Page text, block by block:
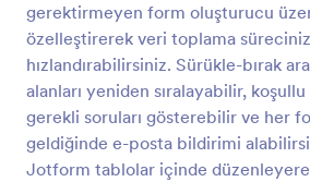
gerektirmeyen form oluşturucu
özelleştirerek veri toplama
hızlandırabilirsiniz. Sürükle-bırak
alanları yeniden sıralayabilir,
gerekli soruları gösterebilir ve her
geldiğinde e-posta bildirimi
Jotform tablolar içinde